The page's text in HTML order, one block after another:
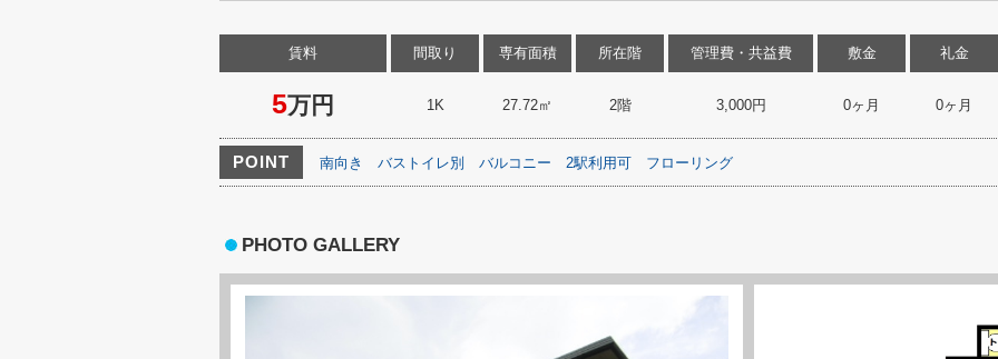
賃料
5万円
間取り
1K
専有面積
27.72㎡
所在階
2階
管理費・共益費
3,000円
敷金
0ヶ月
礼金
0ヶ月
POINT 南向き バストイレ別 バルコニー 2駅利用可 フローリング
PHOTO GALLERY